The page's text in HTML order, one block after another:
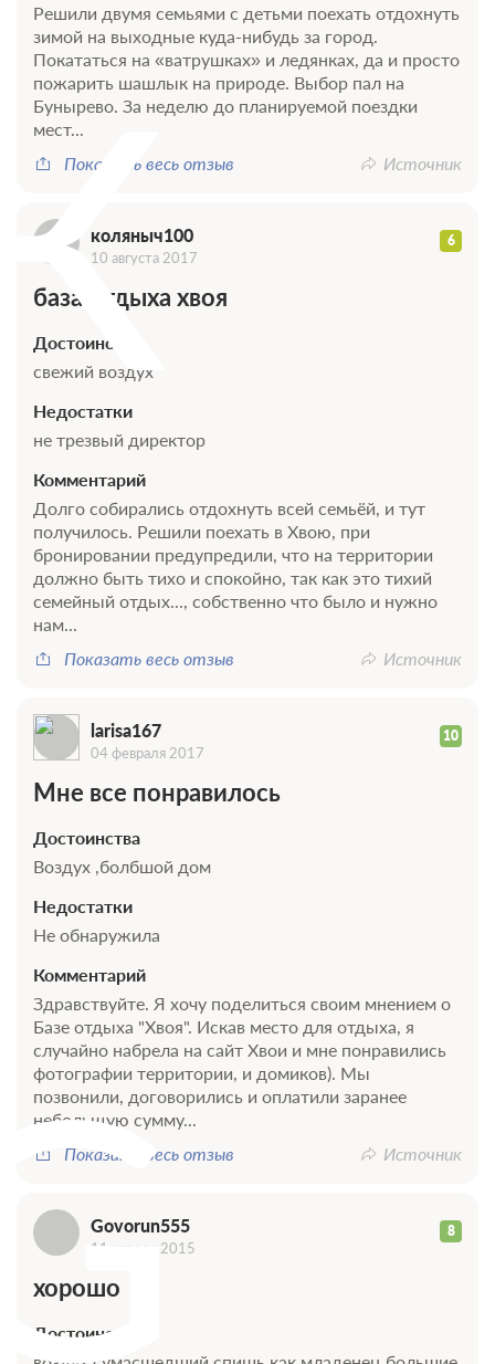
Решили двумя семьями с детьми поехать отдохнуть
зимой на выходные куда-нибудь за город.
Покататься на «ватрушках» и ледянках, да и просто
пожарить шашлык на природе. Выбор пал на
Бунырево. За неделю до планируемой поездки
мест...
Показать весь отзыв
Источник
коляныч100 6
10 августа 2017
база отдыха хвоя
Достоинства
свежий воздух
Недостатки
не трезвый директор
Комментарий
Долго собирались отдохнуть всей семьёй, и тут
получилось. Решили поехать в Хвою, при
бронировании предупредили, что на территории
должно быть тихо и спокойно, так как это тихий
семейный отдых..., собственно что было и нужно
нам...
Показать весь отзыв
Источник
larisa167 10
04 февраля 2017
Мне все понравилось
Достоинства
Воздух ,болбшой дом
Недостатки
Не обнаружила
Комментарий
Здравствуйте. Я хочу поделиться своим мнением о
Базе отдыха "Хвоя". Искав место для отдыха, я
случайно набрела на сайт Хвои и мне понравились
фотографии территории, и домиков). Мы
позвонили, договорились и оплатили заранее
небольщую сумму...
Показать весь отзыв
Источник
Govorun555 8
11 апреля 2015
хорошо
Достоинства